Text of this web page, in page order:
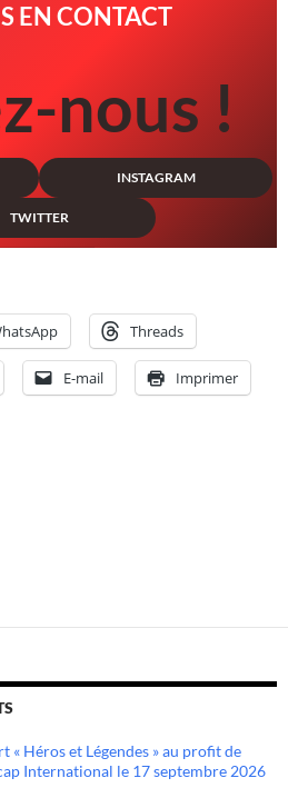
EN CONTACT
nous !
INSTAGRAM
TWITTER
Threads
E-mail Imprimer
« Héros et Légendes » au profit de
International le 17 septembre 2026